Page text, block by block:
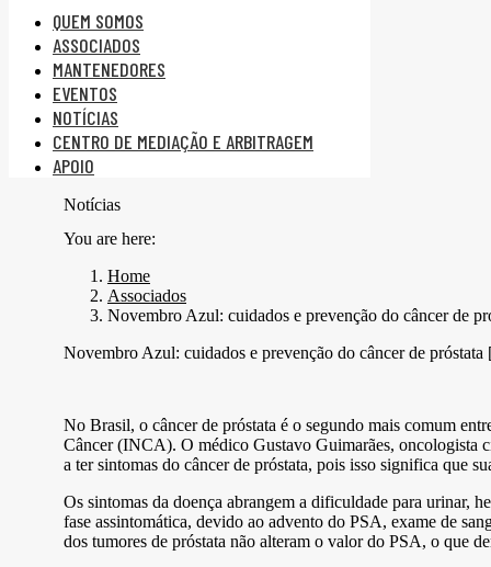
QUEM SOMOS
ASSOCIADOS
MANTENEDORES
EVENTOS
NOTÍCIAS
CENTRO DE MEDIAÇÃO E ARBITRAGEM
APOIO
Notícias
You are here:
Home
Associados
Novembro Azul: cuidados e prevenção do câncer de
Novembro Azul: cuidados e prevenção do câncer de
No Brasil, o câncer de próstata é o segundo mais comum
Câncer (INCA). O médico Gustavo Guimarães, oncologista
a ter sintomas do câncer de próstata, pois isso significa que
Os sintomas da doença abrangem a dificuldade para urinar,
fase assintomática, devido ao advento do PSA, exame de
dos tumores de próstata não alteram o valor do PSA, o que